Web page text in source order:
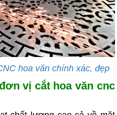
hoa văn chính xác, đẹp
vị cắt hoa văn cnc